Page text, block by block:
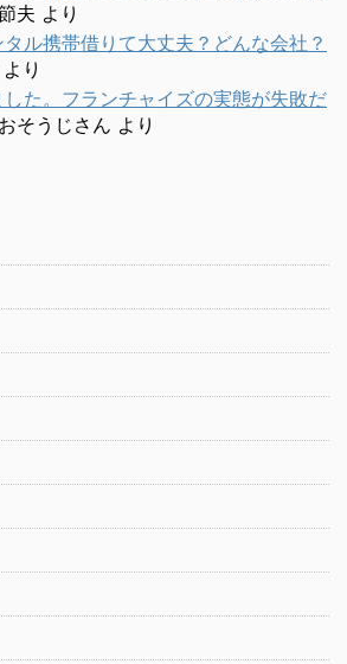
夫 より
ル携帯借りて大丈夫？どんな会社？
より
た。フランチャイズの実態が失敗だ
おそうじさん より